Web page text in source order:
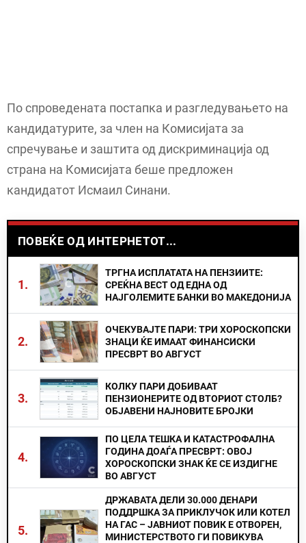
По спроведената постапка и разгледувањето на
кандидатурите, за член на Комисијата за
спречување и заштита од дискриминација од
страна на Комисијата беше предложен
кандидатот Исмаил Синани.
ПОВЕЌЕ ОД ИНТЕРНЕТОТ...
1.
ТРГНА ИСПЛАТАТА НА ПЕНЗИИТЕ:
СРЕЌНА ВЕСТ ОД ЕДНА ОД
НАЈГОЛЕМИТЕ БАНКИ ВО МАКЕДОНИЈА
2.
ОЧЕКУВАЈТЕ ПАРИ: ТРИ ХОРОСКОПСКИ
ЗНАЦИ ЌЕ ИМААТ ФИНАНСИСКИ
ПРЕСВРТ ВО АВГУСТ
3.
КОЛКУ ПАРИ ДОБИВААТ
ПЕНЗИОНЕРИТЕ ОД ВТОРИОТ СТОЛБ?
ОБЈАВЕНИ НАЈНОВИТЕ БРОЈКИ
4.
ПО ЦЕЛА ТЕШКА И КАТАСТРОФАЛНА
ГОДИНА ДОАЃА ПРЕСВРТ: ОВОЈ
ХОРОСКОПСКИ ЗНАК ЌЕ СЕ ИЗДИГНЕ
ВО АВГУСТ
5.
ДРЖАВАТА ДЕЛИ 30.000 ДЕНАРИ
ПОДДРШКА ЗА ПРИКЛУЧОК ИЛИ КОТЕЛ
НА ГАС – ЈАВНИОТ ПОВИК Е ОТВОРЕН,
МИНИСТЕРСТВОТО ГИ ПОВИКУВА